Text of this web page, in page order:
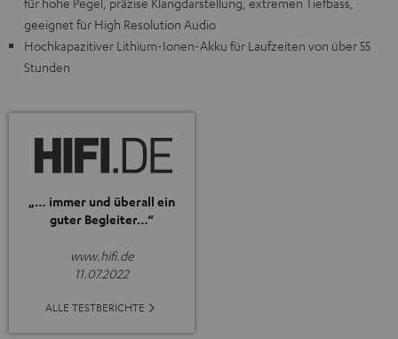
geeignet für High Resolution Audio
Hochkapazitiver Lithium-Ionen-Akku für Laufzeiten von über 55
Stunden
„… immer und überall ein
guter Begleiter…“
www.hifi.de
11.07.2022
ALLE TESTBERICHTE